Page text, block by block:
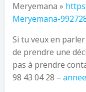
Meryemana »
Meryemana-
Si tu veux en
de prendre une
pas à prendre
98 43 04 28 –